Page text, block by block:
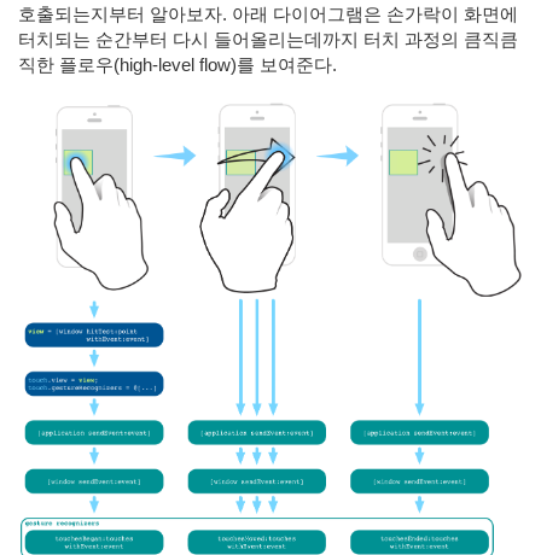
호출되는지부터 알아보자. 아래 다이어그램은 손가락이 화면에
터치되는 순간부터 다시 들어올리는데까지 터치 과정의 큼직큼
직한 플로우(high-level flow)를 보여준다.